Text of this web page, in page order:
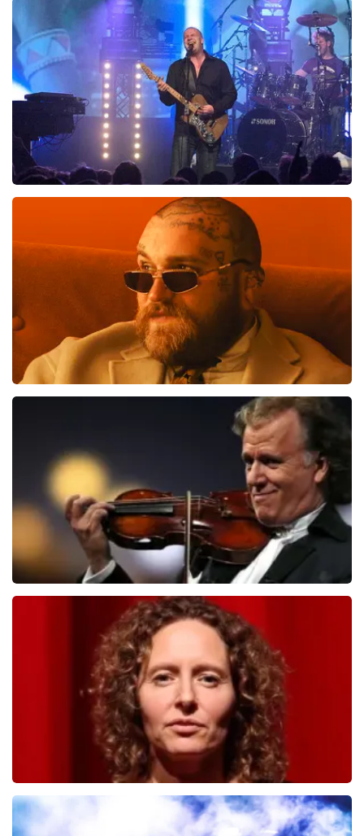
167+ reviews
BEKIJKEN
laatste 30 minuten
BESTEL NU
BESTEL NU
Andre Rieu
laatste 30 minuten
BESTEL NU
Esther van der Voort